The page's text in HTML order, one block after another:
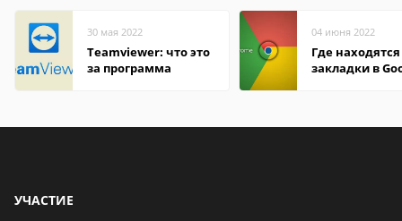
30 мая 2022
Teamviewer: что это
за программа
04 июня 2022
Где находятся
закладки в
УЧАСТИЕ